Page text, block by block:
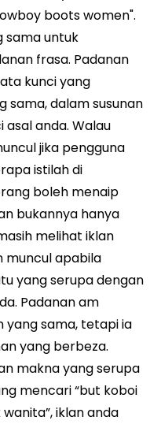
boots women".
sama untuk
frasa. Padanan
kunci yang
sama, dalam susunan
anda. Walau
jika pengguna
istilah di
boleh menaip
bukannya hanya
melihat iklan
muncul apabila
yang serupa dengan
Padanan am
sama, tetapi ia
yang berbeza.
makna yang serupa
mencari “but koboi
iklan anda